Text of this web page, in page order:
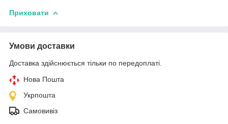
Приховати
Умови доставки
Доставка здійснюється тільки по передоплаті.
Нова Пошта
Укрпошта
Самовивіз